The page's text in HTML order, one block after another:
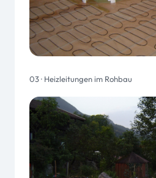
03 · Heizleitungen im Rohbau